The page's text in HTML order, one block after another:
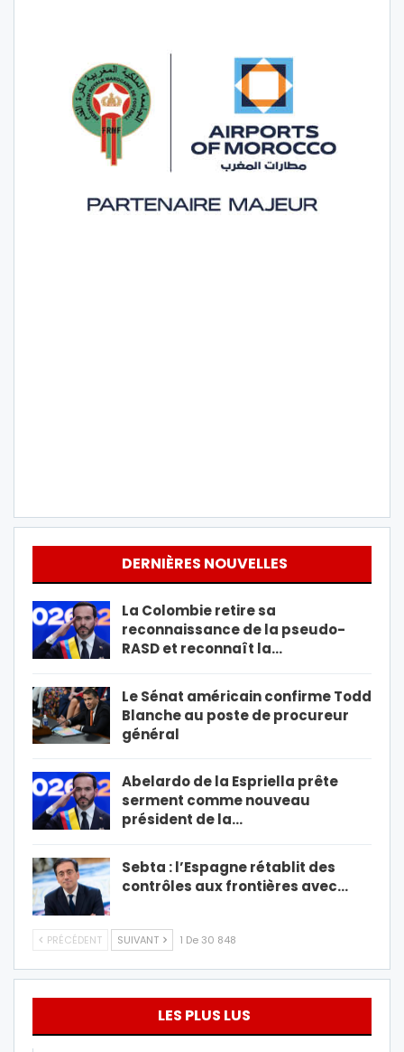
DERNIÈRES NOUVELLES
La Colombie retire sa
reconnaissance de la pseudo-
RASD et reconnaît la…
Le Sénat américain confirme Todd
Blanche au poste de procureur
général
Abelardo de la Espriella prête
serment comme nouveau
président de la…
Sebta : l’Espagne rétablit des
contrôles aux frontières avec…
PRÉCÉDENT SUIVANT 1 De 30 848
LES PLUS LUS